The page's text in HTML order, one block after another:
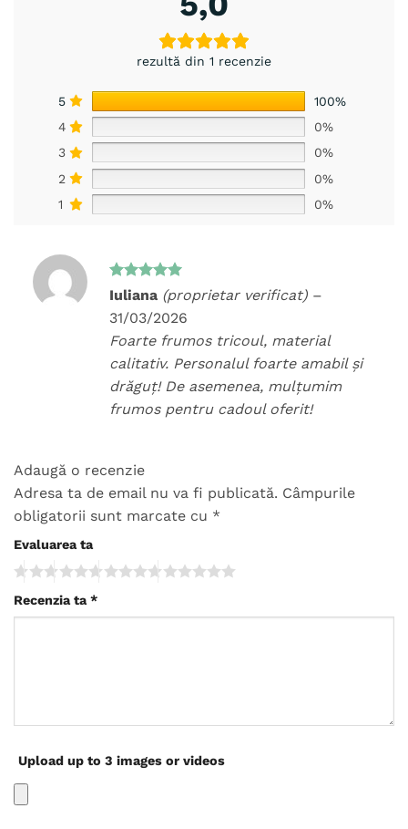
rezultă din 1 recenzie
5
100%
4
0%
3
0%
2
0%
1
0%
Evaluat la
din 5
Iuliana (proprietar verificat) –
31/03/2026
Foarte frumos tricoul, material
calitativ. Personalul foarte amabil și
drăguț! De asemenea, mulțumim
frumos pentru cadoul oferit!
Adaugă o recenzie
Adresa ta de email nu va fi publicată. Câmpurile
obligatorii sunt marcate cu *
Evaluarea ta
Recenzia ta*
Upload up to 3 images or videos